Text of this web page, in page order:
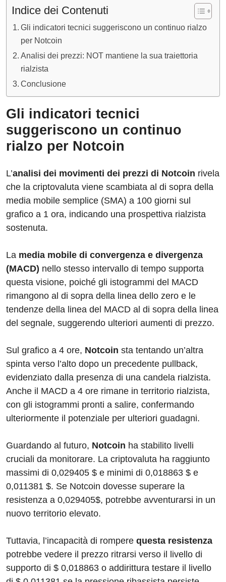
Indice dei Contenuti
Gli indicatori tecnici suggeriscono un continuo rialzo
per Notcoin
Analisi dei prezzi: NOT mantiene la sua traiettoria
rialzista
Conclusione
Gli indicatori tecnici
suggeriscono un continuo
rialzo per Notcoin
L’analisi dei movimenti dei prezzi di Notcoin rivela
che la criptovaluta viene scambiata al di sopra della
media mobile semplice (SMA) a 100 giorni sul
grafico a 1 ora, indicando una prospettiva rialzista
sostenuta.
La media mobile di convergenza e divergenza
(MACD) nello stesso intervallo di tempo supporta
questa visione, poiché gli istogrammi del MACD
rimangono al di sopra della linea dello zero e le
tendenze della linea del MACD al di sopra della linea
del segnale, suggerendo ulteriori aumenti di prezzo.
Sul grafico a 4 ore, Notcoin sta tentando un’altra
spinta verso l’alto dopo un precedente pullback,
evidenziato dalla presenza di una candela rialzista.
Anche il MACD a 4 ore rimane in territorio rialzista,
con gli istogrammi pronti a salire, confermando
ulteriormente il potenziale per ulteriori guadagni.
Guardando al futuro, Notcoin ha stabilito livelli
cruciali da monitorare. La criptovaluta ha raggiunto
massimi di 0,029405 $ e minimi di 0,018863 $ e
0,011381 $. Se Notcoin dovesse superare la
resistenza a 0,029405$, potrebbe avventurarsi in un
nuovo territorio elevato.
Tuttavia, l’incapacità di rompere questa resistenza
potrebbe vedere il prezzo ritrarsi verso il livello di
supporto di $ 0,018863 o addirittura testare il livello